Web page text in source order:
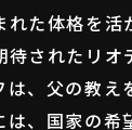
た体格を活
されたリオ
、父の教え
、国家の希